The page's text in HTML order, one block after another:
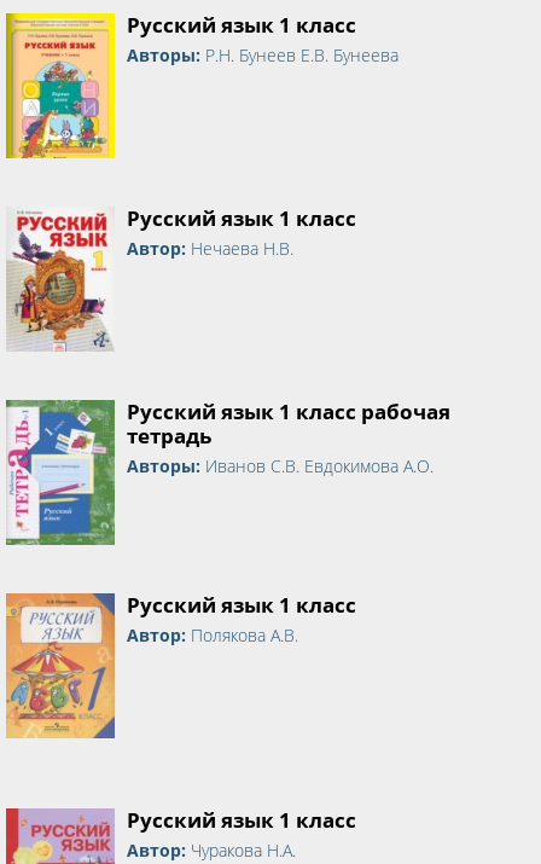
Русский язык 1 класс
Авторы: Р.Н. Бунеев Е.В. Бунеева
Русский язык 1 класс
Автор: Нечаева Н.В.
Русский язык 1 класс рабочая
тетрадь
Авторы: Иванов С.В. Евдокимова А.О.
Русский язык 1 класс
Автор: Полякова А.В.
Русский язык 1 класс
Автор: Чуракова Н.А.